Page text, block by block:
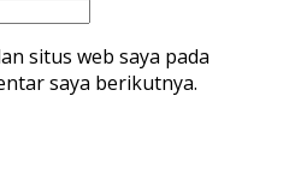
situs web saya pada
saya berikutnya.